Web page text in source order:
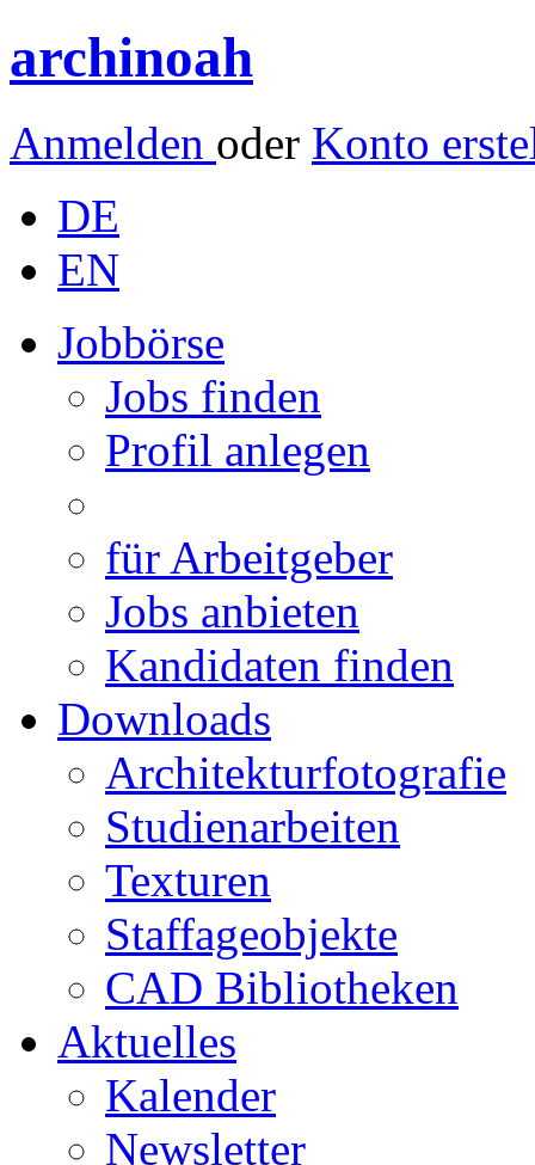
archinoah
Anmelden oder Konto
DE
EN
Jobbörse
Jobs finden
Profil anlegen
für Arbeitgeber
Jobs anbieten
Kandidaten finden
Downloads
Architekturfotografie
Studienarbeiten
Texturen
Staffageobjekte
CAD Bibliotheken
Aktuelles
Kalender
Newsletter